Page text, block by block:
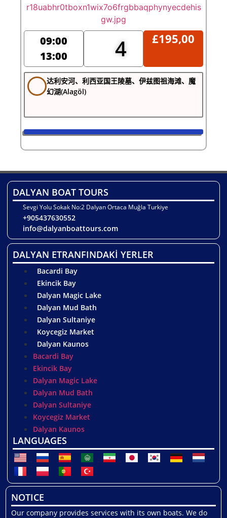
09:00
13:00
4 £195,00
达利安河、利西亚国王陵墓、伊兹图祖海滩、魔
幻湖(Alagöl)
DALYAN BOAT TOURS
Sevgi Yolu Sokak No:2 Dalyan Ortaca Muğla Turkiye
+905437630552
info@dalyanboattours.com
DALYAN ETRANFINDAKİ YERLER
Bacardi Bay
Ekincik Bay
Dalyan Magic Lake
Dalyan Mud Bath
Dalyan Sultaniye
Koycegiz Market
Dalyan Kaunos
Bacardi Bay
Ekincik Bay
Dalyan Magic Lake
Dalyan Mud Bath
Dalyan Sultaniye
Koycegiz Market
Dalyan Kaunos
LANGUAGES
NOTICE
Our company provides services with its own boats. We do